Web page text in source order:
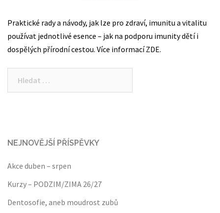
Praktické rady a návody, jak lze pro zdraví, imunitu a vitalitu
používat jednotlivé esence – jak na podporu imunity dětí i
dospělých přírodní cestou. Více informací ZDE.
NEJNOVĚJŠÍ PŘÍSPĚVKY
Akce duben – srpen
Kurzy – PODZIM/ZIMA 26/27
Dentosofie, aneb moudrost zubů